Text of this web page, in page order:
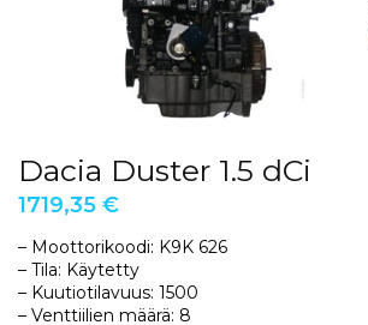
Dacia Duster 1.5 dCi
1719,35 €
– Moottorikoodi: K9K 626
– Tila: Käytetty
– Kuutiotilavuus: 1500
– Venttiilien määrä: 8